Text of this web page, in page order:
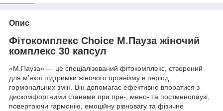
Опис
Фітокомплекс Choice М.Пауза жіночий
комплекс 30 капсул
«М.Пауза» — це спеціалізований фітокомплекс, створений
для м’якої підтримки жіночого організму в період
гормональних змін. Він допомагає ефективно впоратися з
дискомфортними станами при пре-, мено- та постменопаузі,
повертаючи гармонію, емоційну рівновагу та фізичне